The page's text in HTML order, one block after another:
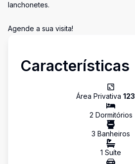
lanchonetes.
Agende a sua visita!
Características
Área Privativa 123
2 Dormitórios
3 Banheiros
1 Suíte